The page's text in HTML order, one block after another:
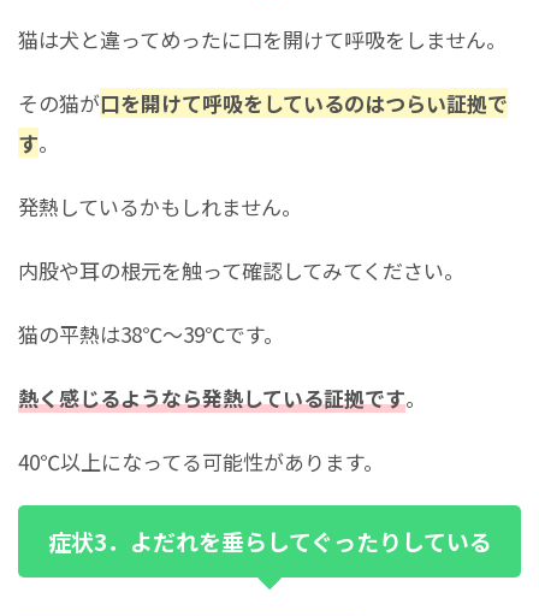
猫は犬と違ってめったに口を開けて呼吸をしません。
その猫が口を開けて呼吸をしているのはつらい証拠で
す。
発熱しているかもしれません。
内股や耳の根元を触って確認してみてください。
猫の平熱は38℃～39℃です。
熱く感じるようなら発熱している証拠です。
40℃以上になってる可能性があります。
症状3．よだれを垂らしてぐったりしている